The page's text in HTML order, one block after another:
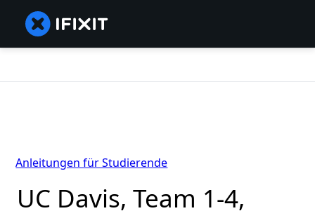
UC Davis, Team 1-4,
Anleitungen für Studierende